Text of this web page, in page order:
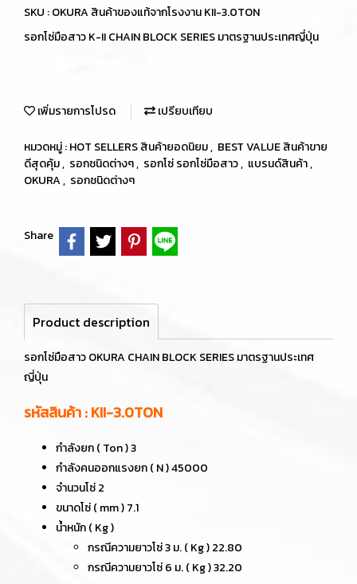
SKU : OKURA สินค้าของแท้จากโรงงาน KII-3.0TON
รอกโซ่มือสาว K-II CHAIN BLOCK SERIES มาตรฐานประเทศญี่ปุ่น
เพิ่มรายการโปรด เปรียบเทียบ
หมวดหมู่ :HOT SELLERS สินค้ายอดนิยม, BEST VALUE สินค้าขาย
ดีสุดคุ้ม, รอกชนิดต่างๆ, รอกโซ่ รอกโซ่มือสาว, แบรนด์สินค้า,
OKURA, รอกชนิดต่างๆ
Share
Product description
รอกโซ่มือสาว OKURA CHAIN BLOCK SERIES มาตรฐานประเทศ
ญี่ปุ่น
รหัสสินค้า : KII-3.0TON
กำลังยก ( Ton ) 3
กำลังคนออกแรงยก ( N ) 45000
จำนวนโซ่ 2
ขนาดโซ่ ( mm ) 7.1
น้ำหนัก ( Kg )
กรณีความยาวโซ่ 3 ม. ( Kg ) 22.80
กรณีความยาวโซ่ 6 ม. ( Kg ) 32.20